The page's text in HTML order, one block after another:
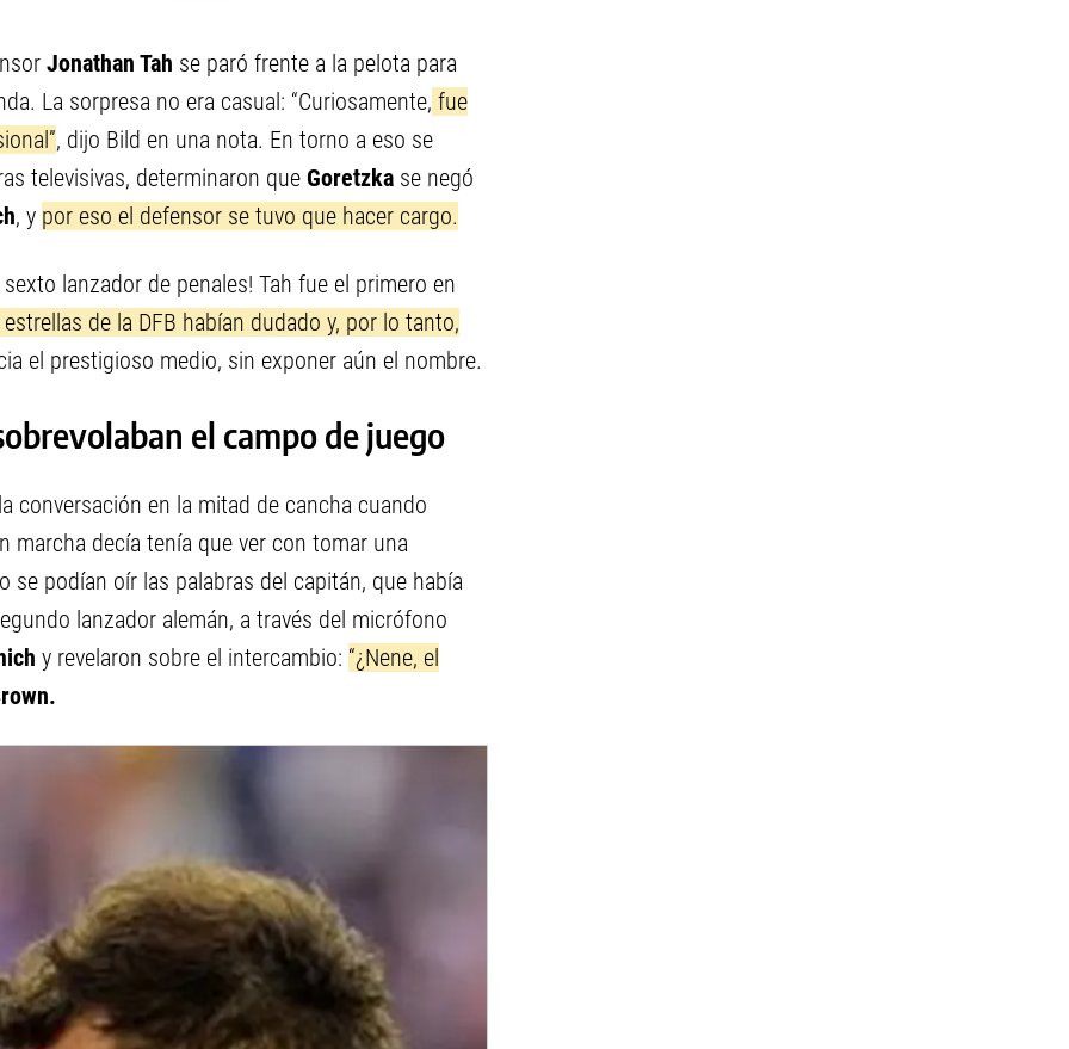
Jonathan Tah se paró frente a la pelota para
La sorpresa no era casual: “Curiosamente, fue
, dijo Bild en una nota. En torno a eso se
televisivas, determinaron que Goretzka se negó
, y por eso el defensor se tuvo que hacer cargo.
lanzador de penales! Tah fue el primero en
de la DFB habían dudado y, por lo tanto,
el prestigioso medio, sin exponer aún el nombre.
el campo de juego
conversación en la mitad de cancha cuando
marcha decía tenía que ver con tomar una
se podían oír las palabras del capitán, que había
lanzador alemán, a través del micrófono
y revelaron sobre el intercambio: “¿Nene, el